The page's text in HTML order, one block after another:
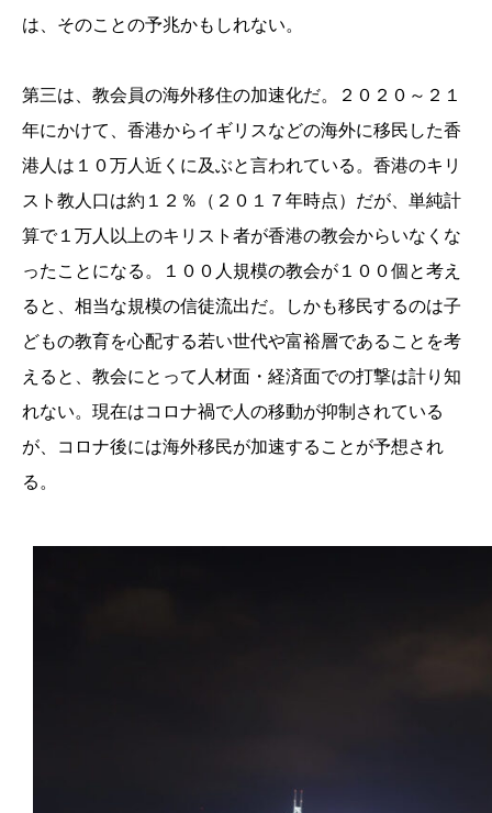
は、そのことの予兆かもしれない。
第三は、教会員の海外移住の加速化だ。２０２０～２１
年にかけて、香港からイギリスなどの海外に移民した香
港人は１０万人近くに及ぶと言われている。香港のキリ
スト教人口は約１２％（２０１７年時点）だが、単純計
算で１万人以上のキリスト者が香港の教会からいなくな
ったことになる。１００人規模の教会が１００個と考え
ると、相当な規模の信徒流出だ。しかも移民するのは子
どもの教育を心配する若い世代や富裕層であることを考
えると、教会にとって人材面・経済面での打撃は計り知
れない。現在はコロナ禍で人の移動が抑制されている
が、コロナ後には海外移民が加速することが予想され
る。